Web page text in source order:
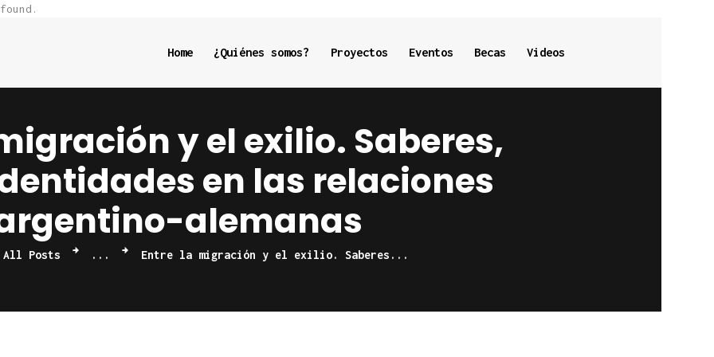
Home ¿Quiénes somos? Proyectos Eventos Becas Videos
y el exilio. Saberes,
en las relaciones
alemanas
All Posts ... Entre la migración y el exilio. Saberes...
¿Quiénes
Proyectos
Eventos
Becas